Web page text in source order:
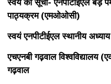
पाठ्यक्रम (एमओओसी)
स्वयं एनपीटीईएल स्थानीय
एचएनबी गढ़वाल विश्वविद्यालय
गढ़वाल